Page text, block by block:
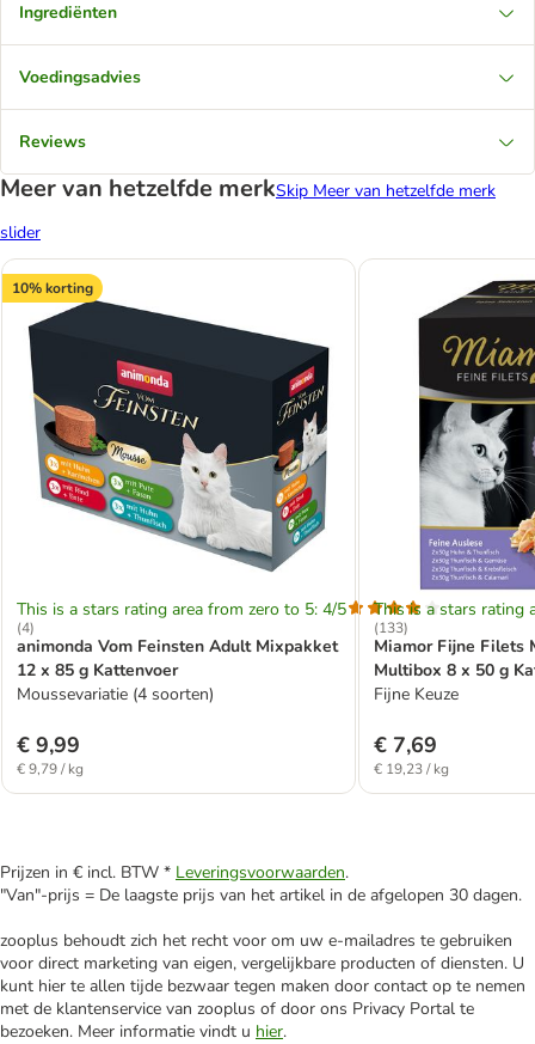
Ingrediënten
Voedingsadvies
Reviews
Meer van hetzelfde merkSkip Meer van hetzelfde merk
slider
10% korting
This is a stars rating area from zero to 5: 4/5
(4)
animonda Vom Feinsten Adult Mixpakket
12 x 85 g Kattenvoer
Moussevariatie (4 soorten)
€ 9,99
€ 9,79 / kg
This is a stars rating
(133)
Miamor Fijne Filets
Multibox 8 x 50 g
Fijne Keuze
€ 7,69
€ 19,23 / kg
Prijzen in € incl. BTW * Leveringsvoorwaarden.
"Van"-prijs = De laagste prijs van het artikel in de afgelopen 30 dagen.
zooplus behoudt zich het recht voor om uw e-mailadres te gebruiken
voor direct marketing van eigen, vergelijkbare producten of diensten. U
kunt hier te allen tijde bezwaar tegen maken door contact op te nemen
met de klantenservice van zooplus of door ons Privacy Portal te
bezoeken. Meer informatie vindt u hier.